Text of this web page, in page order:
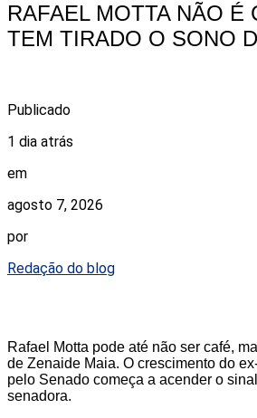
RAFAEL MOTTA NÃO É
TEM TIRADO O SONO
Publicado
1 dia atrás
em
agosto 7, 2026
por
Redação do blog
Rafael Motta pode até não ser café,
de Zenaide Maia. O crescimento do
pelo Senado começa a acender o
senadora.